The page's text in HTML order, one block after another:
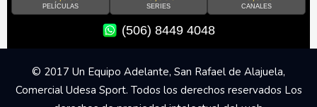
PELÍCULAS SERIES CANALES
(506) 8449 4048
© 2017 Un Equipo Adelante, San Rafael de Alajuela,
Comercial Udesa Sport. Todos los derechos reservados Los